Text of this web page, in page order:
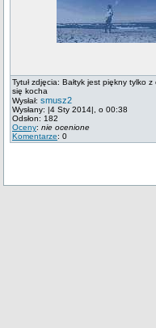
Tytuł zdjęcia: Bałtyk jest piękny tylko
się kocha
Wysłał: smusz2
Wysłany: |4 Sty 2014|, o 00:38
Odsłon: 182
Oceny: nie ocenione
Komentarze: 0